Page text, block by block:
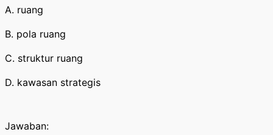
A. ruang
B. pola ruang
C. struktur ruang
D. kawasan strategis
Jawaban: